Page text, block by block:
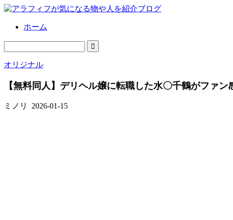
ホーム
オリジナル
【無料同人】デリヘル嬢に転職した水〇千鶴がファ
ミノリ 2026-01-15